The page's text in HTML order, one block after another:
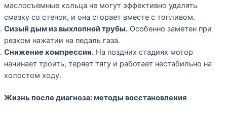
маслосъемные кольца не могут эффективно удалять
смазку со стенок, и она сгорает вместе с топливом.
Сизый дым из выхлопной трубы.Особенно заметен при
резком нажатии на педаль газа.
Снижение компрессии.На поздних стадиях мотор
начинает троить, теряет тягу и работает нестабильно на
холостом ходу.
Жизнь после диагноза: методы восстановления